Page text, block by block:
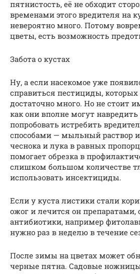
пятнистость, её не обходит
временами этого вредителя на
невероятно много. Потому
цветы, есть возможность
Забота о кустах
Ну, а если насекомое уже
справиться пестициды, которых
достаточно много. Но не стоит
как они вполне могут
попробовать истребить
способами — мыльный раствор
чеснока и лука в равных
помогает обрезка в
слишком большом количестве
использовать инсектициды.
Если у куста листики стали
ожог и лечится он
антибиотики, например
нужно раз в неделю в течение
После зимы на цветах может
черные пятна. Садовые